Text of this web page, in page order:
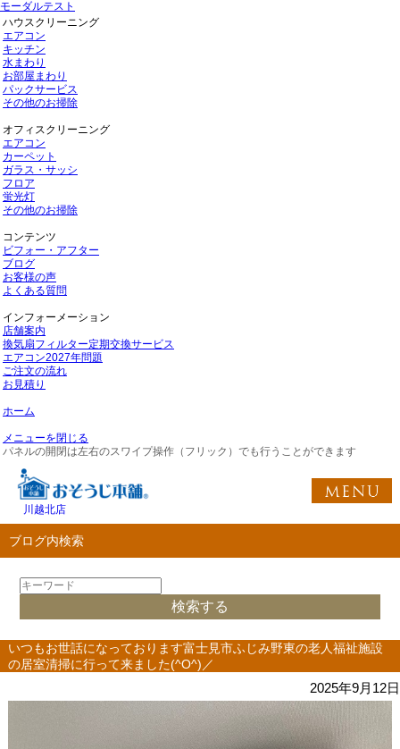
モーダルテスト
ハウスクリーニング
エアコン
キッチン
水まわり
お部屋まわり
パックサービス
その他のお掃除
オフィスクリーニング
エアコン
カーペット
ガラス・サッシ
フロア
蛍光灯
その他のお掃除
コンテンツ
ビフォー・アフター
ブログ
お客様の声
よくある質問
インフォーメーション
店舗案内
換気扇フィルター定期交換サービス
エアコン2027年問題
ご注文の流れ
お見積り
ホーム
メニューを閉じる
パネルの開閉は左右のスワイプ操作（フリック）でも行うことができます
川越北店
ブログ内検索
いつもお世話になっております富士見市ふじみ野東の老人福祉施設
の居室清掃に行って来ました(^O^)／
2025年9月12日